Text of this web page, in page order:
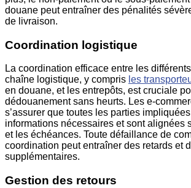
douane peut entraîner des pénalités
de livraison.
Coordination logistique
La coordination efficace entre les
chaîne logistique, y compris les
en douane, et les entrepôts, est cruciale
dédouanement sans heurts. Les e-
s’assurer que toutes les parties
informations nécessaires et sont alignées
et les échéances. Toute défaillance de
coordination peut entraîner des retards et
supplémentaires.
Gestion des retours